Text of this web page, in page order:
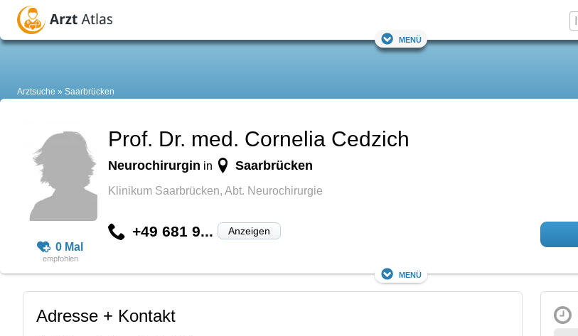
Menü
Arztsuche Saarbrücken
0 Mal
Prof. Dr. med. Cornelia Cedzich
Neurochirurgin in Saarbrücken
Klinikum Saarbrücken, Abt. Neurochirurgie
+49 681 9... Anzeigen
Menü
Adresse + Kontakt